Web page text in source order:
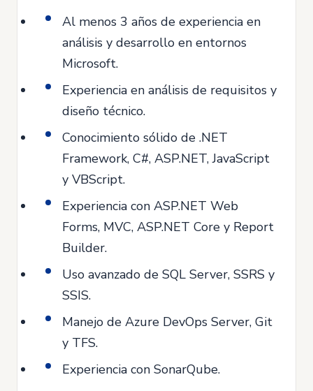
Al menos 3 años de experiencia en
análisis y desarrollo en entornos
Microsoft.
Experiencia en análisis de requisitos y
diseño técnico.
Conocimiento sólido de .NET
Framework, C#, ASP.NET, JavaScript
y VBScript.
Experiencia con ASP.NET Web
Forms, MVC, ASP.NET Core y Report
Builder.
Uso avanzado de SQL Server, SSRS y
SSIS.
Manejo de Azure DevOps Server, Git
y TFS.
Experiencia con SonarQube.